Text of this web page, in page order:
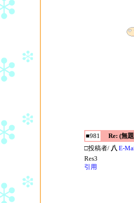
■981 Re: (無
□投稿者/ 八 E-
Res3
引用